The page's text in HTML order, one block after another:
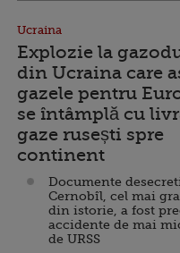
Ucraina
Explozie la
din Ucraina care
gazele pentru
se întâmplă cu
gaze rusești spre
continent
Documente
Cernobîl, cel mai
din istorie, a fost
accidente de mai
de URSS